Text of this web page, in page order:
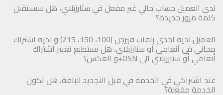
لدى العميل حساب حالي غير مفعل في ستارزبلاي، هل سيستقبل
كلمة مرور جديدة؟
العميل لديه احدى باقات فيرجن (100، 150، 215) و لديه اشتراك
مجاني في أنغامي أو ستارزبلاي، هل يستطيع تغيير اشتراك
أنغامي أو ستارزبلاي الى OSN+و العكس؟
عند اشتراكي في الخدمة في قبل التجديد للباقة، هل تكون
الخدمة مفعلة؟